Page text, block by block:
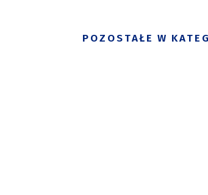
POZOSTAŁE W